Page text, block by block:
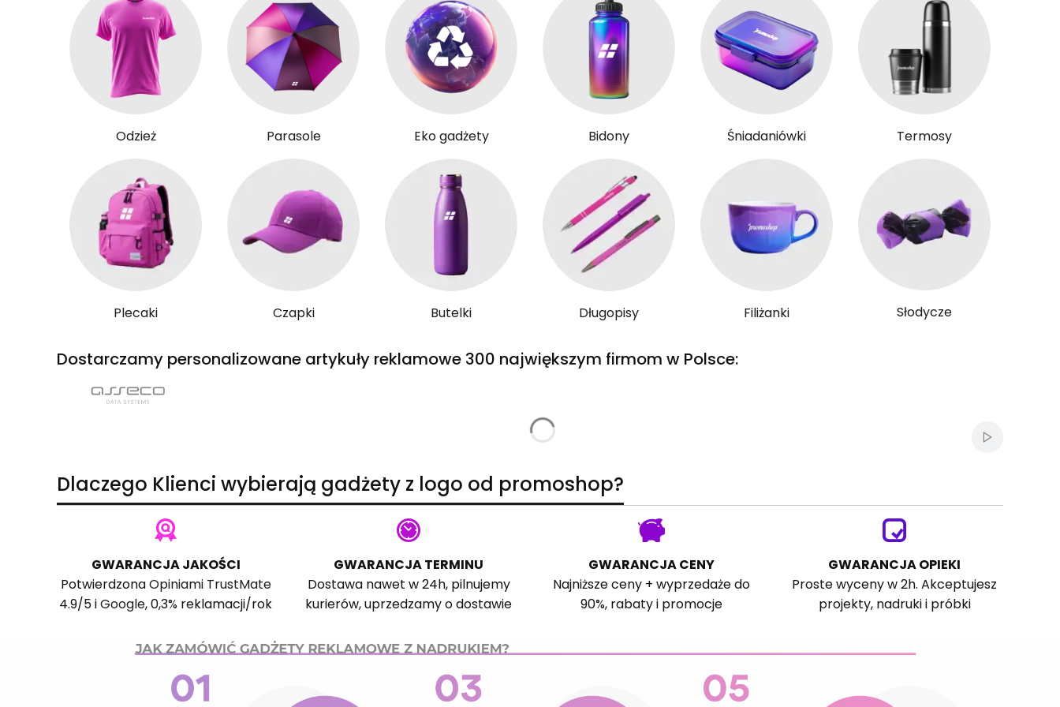
Odzież Parasole Eko gadżety Bidony Śniadaniówki Termosy
Plecaki Czapki Butelki Długopisy Filiżanki Słodycze
Dostarczamy personalizowane artykuły reklamowe 300 największym firmom w Polsce:
Włącz
Dlaczego Klienci wybierają gadżety z logo od promoshop?
GWARANCJA JAKOŚCI
PotwierdzonaOpiniami TrustMate
4.9/5 iGoogle, 0,3% reklamacji/rok
GWARANCJA TERMINU
Dostawa nawet w 24h, pilnujemy
kurierów, uprzedzamy o dostawie
GWARANCJA CENY
Najniższe ceny + wyprzedaże do
90%, rabaty i promocje
GWARANCJA OPIEKI
Proste wyceny w 2h. Akceptujesz
projekty, nadruki i próbki